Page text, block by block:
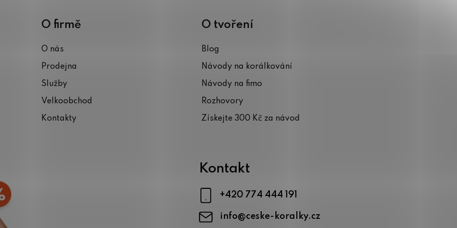
ý
p
i
u
O firmě
O nás
Prodejna
Služby
Velkoobchod
Kontakty
O tvoření
Blog
Návody na korálkování
Návody na fimo
Rozhovory
Získejte 300 Kč za návod
Kontakt
info@ceske-koralky.cz
+420 774 444 191